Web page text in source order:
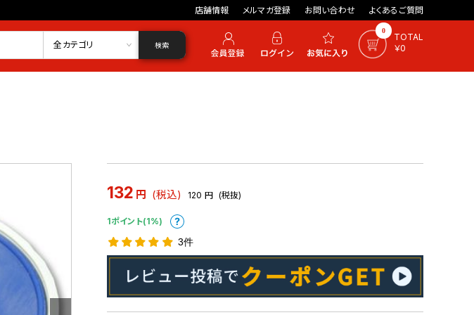
店舗情報 メルマガ登録 お問い合わせ よくあるご質問
0
TOTAL
￥0
全カテゴリ 検索
132 円 (税込) 120 円 (税抜)
1ポイント(1%)
3件